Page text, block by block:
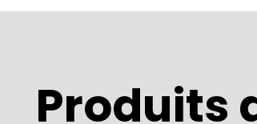
sur
Produits